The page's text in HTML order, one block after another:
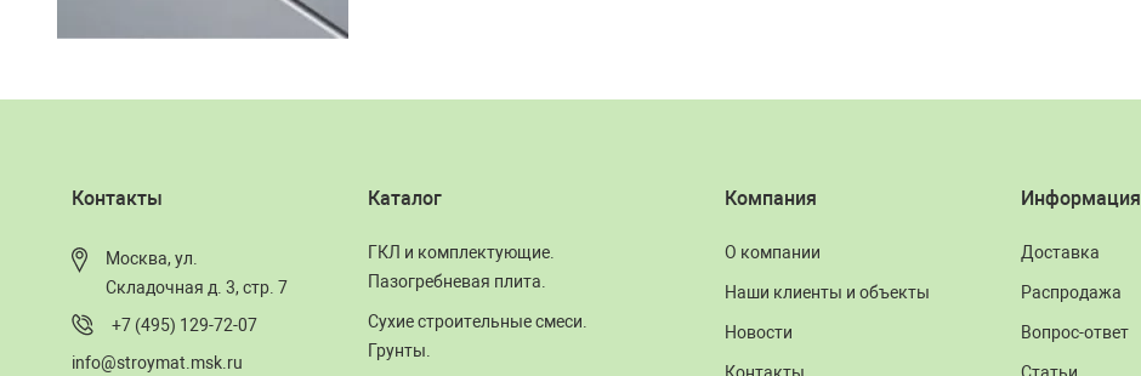
Контакты
Москва, ул.
Складочная д. 3, стр. 7
+7 (495) 129-72-07
info@stroymat.msk.ru
Каталог
ГКЛ и комплектующие.
Пазогребневая плита.
Сухие строительные смеси.
Грунты.
Компания
О компании
Наши клиенты и объекты
Новости
Контакты
Информация
Доставка
Распродажа
Вопрос-ответ
Статьи